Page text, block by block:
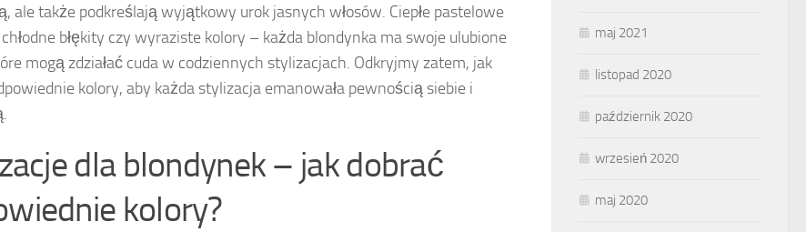
ale także podkreślają wyjątkowy urok jasnych włosów. Ciepłe pastelowe
błękity czy wyraziste kolory – każda blondynka ma swoje ulubione
mogą zdziałać cuda w codziennych stylizacjach. Odkryjmy zatem, jak
kolory, aby każda stylizacja emanowała pewnością siebie i
dla blondynek – jak dobrać
kolory?
maj 2021
listopad 2020
październik 2020
wrzesień 2020
maj 2020